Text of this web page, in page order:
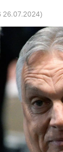
26.07.2024)